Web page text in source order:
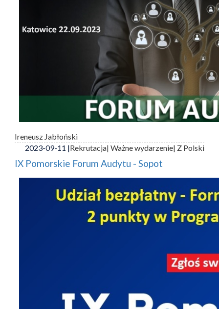
Ireneusz Jabłoński
2023-09-11 |Rekrutacja| Ważne wydarzenie| Z Polski
IX Pomorskie Forum Audytu - Sopot